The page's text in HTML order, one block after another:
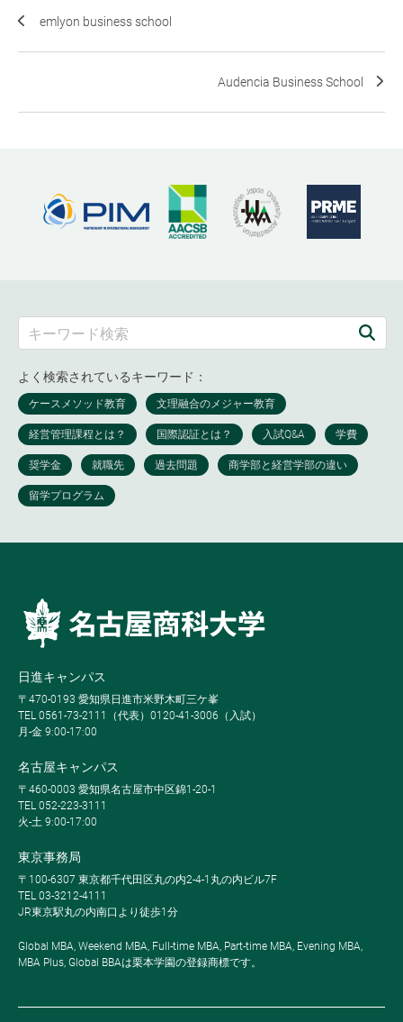
emlyon business school
Audencia Business School
よく検索されているキーワード：
日進キャンパス
〒470-0193 愛知県日進市米野木町三ケ峯
TEL 0561-73-2111（代表）0120-41-3006（入試）
月-金 9:00-17:00
名古屋キャンパス
〒460-0003 愛知県名古屋市中区錦1-20-1
TEL 052-223-3111
火-土 9:00-17:00
東京事務局
〒100-6307 東京都千代田区丸の内2-4-1丸の内ビル7F
TEL 03-3212-4111
JR東京駅丸の内南口より徒歩1分
Global MBA, Weekend MBA, Full-time MBA, Part-time MBA, Evening MBA,
MBA Plus, Global BBAは栗本学園の登録商標です。